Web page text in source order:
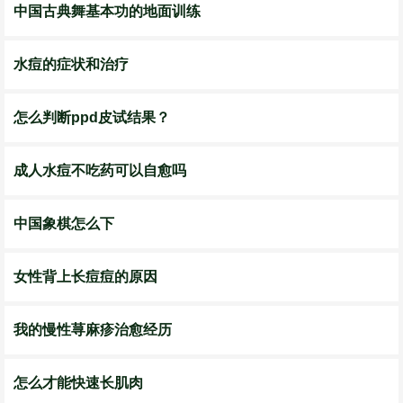
中国古典舞基本功的地面训练
水痘的症状和治疗
怎么判断ppd皮试结果？
成人水痘不吃药可以自愈吗
中国象棋怎么下
女性背上长痘痘的原因
我的慢性荨麻疹治愈经历
怎么才能快速长肌肉